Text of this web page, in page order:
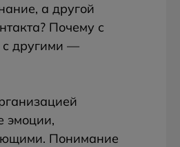
а другой
Почему с
с другими —
эмоции,
Понимание